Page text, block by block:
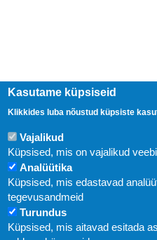
KIRJASTUS
Paldiski mnt. 29 (A
Kasutame küpsiseid
Klikkides luba nõustud küpsiste
Vajalikud
Küpsised, mis on vajalikud
Analüütika
Küpsised, mis edastavad
tegevusandmeid
Turundus
Küpsised, mis aitavad esitada